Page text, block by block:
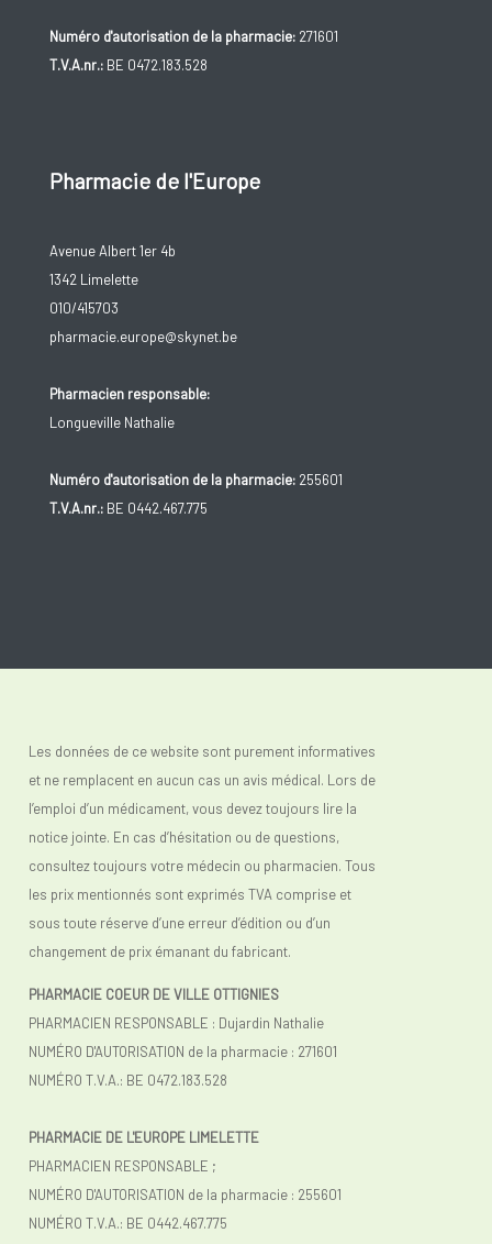
Numéro d'autorisation de la pharmacie:271601
T.V.A.nr.:BE 0472.183.528
Pharmacie de l'Europe
Avenue Albert 1er 4b
1342 Limelette
010/415703
pharmacie.europe@skynet.be
Pharmacien responsable:
Longueville Nathalie
Numéro d'autorisation de la pharmacie:255601
T.V.A.nr.:BE 0442.467.775
Les données de ce website sont purement informatives
et ne remplacent en aucun cas un avis médical. Lors de
l’emploi d’un médicament, vous devez toujours lire la
notice jointe. En cas d’hésitation ou de questions,
consultez toujours votre médecin ou pharmacien. Tous
les prix mentionnés sont exprimés TVA comprise et
sous toute réserve d’une erreur d’édition ou d’un
changement de prix émanant du fabricant.
PHARMACIE COEUR DE VILLE OTTIGNIES
PHARMACIEN RESPONSABLE : Dujardin Nathalie
NUMÉRO D'AUTORISATION de la pharmacie : 271601
NUMÉRO T.V.A.: BE 0472.183.528
PHARMACIE DE L'EUROPE LIMELETTE
PHARMACIEN RESPONSABLE ;
NUMÉRO D'AUTORISATION de la pharmacie : 255601
NUMÉRO T.V.A.: BE 0442.467.775